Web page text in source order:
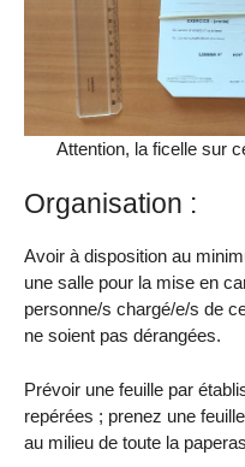
Attention, la ficelle sur
Organisation :
Avoir à disposition au
une salle pour la mise en
personne/s chargé/e/s de
ne soient pas dérangées.
Prévoir une feuille par
repérées ; prenez une
au milieu de toute la